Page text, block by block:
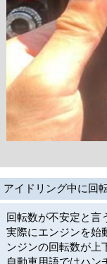
アイドリング中に回
回転数が不安定と言
実際にエンジンを始
ンジンの回転数が上
自動車用語ではハン